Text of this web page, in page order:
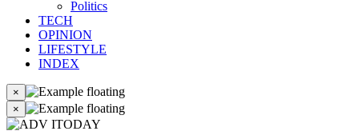
Politics
TECH
OPINION
LIFESTYLE
INDEX
×
×